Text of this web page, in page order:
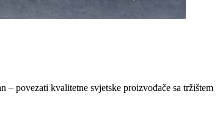
povezati kvalitetne svjetske proizvođače sa tržištem